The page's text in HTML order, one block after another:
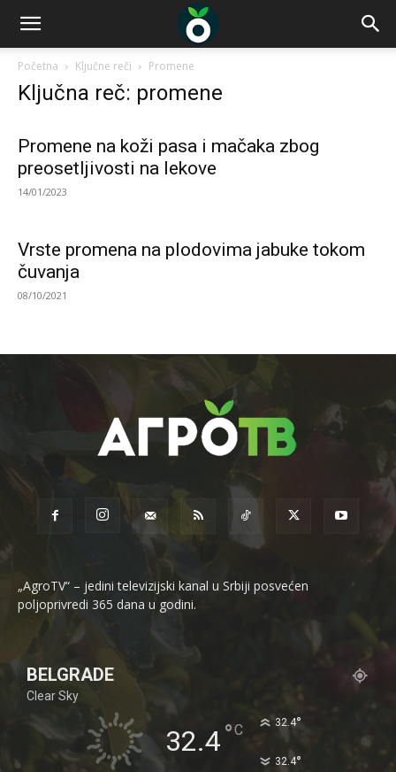
Početna Ključne reči Promene
Ključna reč: promene
Promene na koži pasa i mačaka zbog
preosetljivosti na lekove
14/01/2023
Vrste promena na plodovima jabuke tokom
čuvanja
08/10/2021
„AgroTV“ – jedini televizijski kanal u Srbiji posvećen
poljoprivredi 365 dana u godini.
BELGRADE
Clear Sky
32.4°C 32.4°
32.4°